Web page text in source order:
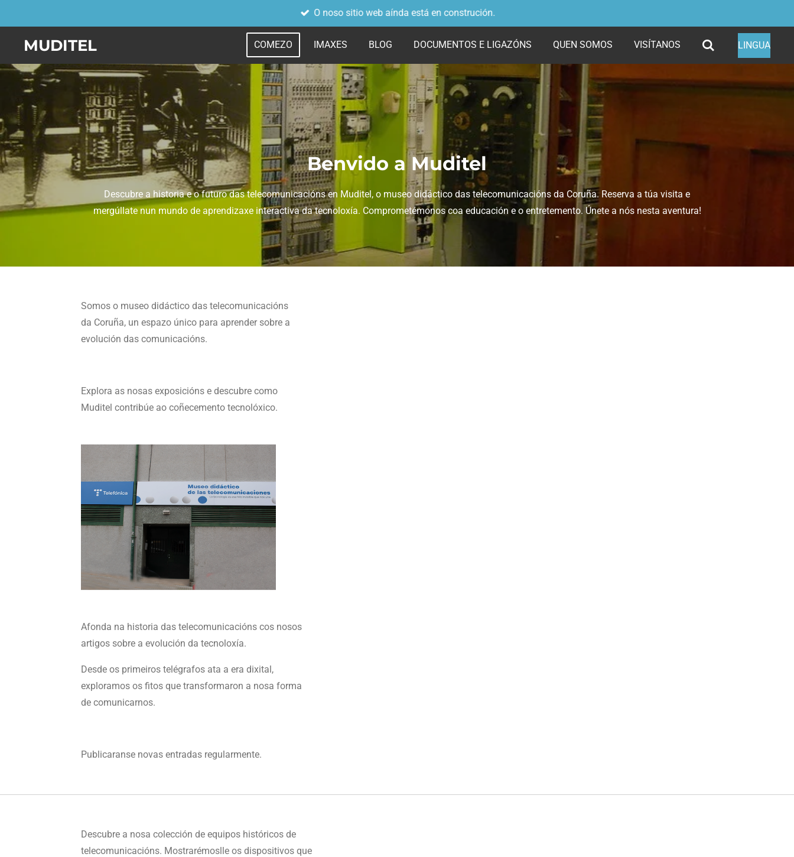
al
contenido
principal
O noso sitio web aínda está en construción.
MUDITEL COMEZO IMAXES BLOG DOCUMENTOS E LIGAZÓNS QUEN SOMOS VISÍTANOS LINGUA
Benvido a Muditel
Descubre a historia e o futuro das telecomunicacións en Muditel, o museo didáctico das telecomunicacións da Coruña. Reserva a túa visita e
mergúllate nun mundo de aprendizaxe interactiva da tecnoloxía. Comprometémonos coa educación e o entretemento. Únete a nós nesta aventura!
Somos o museo didáctico das telecomunicacións
da Coruña, un espazo único para aprender sobre a
evolución das comunicacións.
Explora as nosas exposicións e descubre como
Muditel contribúe ao coñecemento tecnolóxico.
Afonda na historia das telecomunicacións cos nosos
artigos sobre a evolución da tecnoloxía.
Desde os primeiros telégrafos ata a era dixital,
exploramos os fitos que transformaron a nosa forma
de comunicarnos.
Publicaranse novas entradas regularmente.
Descubre a nosa colección de equipos históricos de
telecomunicacións. Mostrarémoslle os dispositivos que